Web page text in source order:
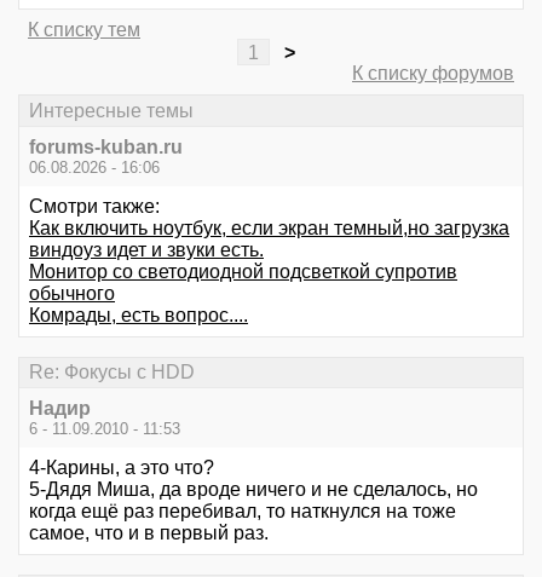
К списку тем
1
>
К списку форумов
Интересные темы
forums-kuban.ru
06.08.2026 - 16:06
Смотри также:
Как включить ноутбук, если экран темный,но загрузка
виндоуз идет и звуки есть.
Монитор со светодиодной подсветкой супротив
обычного
Комрады, есть вопрос....
Re: Фокусы с HDD
Надир
6 - 11.09.2010 - 11:53
4-Карины, а это что?
5-Дядя Миша, да вроде ничего и не сделалось, но
когда ещё раз перебивал, то наткнулся на тоже
самое, что и в первый раз.